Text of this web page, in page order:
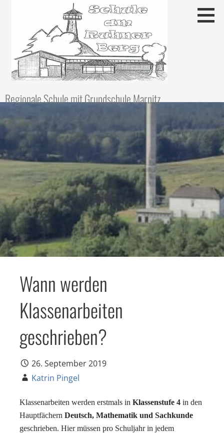
Regionale Schule mit Grundschule Marnitz
Wann werden
Klassenarbeiten
geschrieben?
26. September 2019
Katrin Pingel
Klassenarbeiten werden erstmals in Klassenstufe 4 in den
Hauptfächern Deutsch, Mathematik und Sachkunde
geschrieben. Hier müssen pro Schuljahr in jedem